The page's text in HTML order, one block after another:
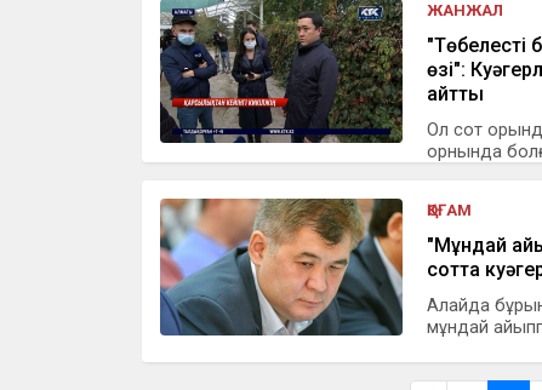
ЖАНЖАЛ
"Төбелесті
өзі":
айтты
Ол сот
орнында
ҚОҒАМ
"Мұндай
сотта
Алайда
мұндай